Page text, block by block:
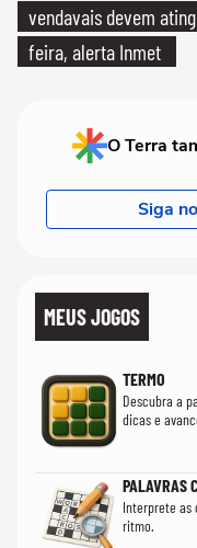
vendavais devem
feira, alerta Inmet
O Terra
Siga
MEUS JOGOS
TERMO
Descubra a
dicas e
PALAVRAS
Interprete as
ritmo.